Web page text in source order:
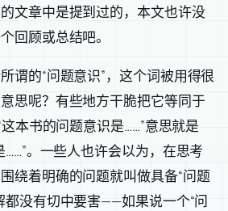
文章中是提到过的，本文也许没
回顾或总结吧。
谓的“问题意识”，这个词被用得很
思呢？有些地方干脆把它等同于
本书的问题意识是……”意思就是
……”。一些人也许会以为，在思考
绕着明确的问题就叫做具备“问题
都没有切中要害——如果说一个“问